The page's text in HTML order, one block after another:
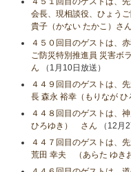
会長、現相談役、ひょう
貴子（かない たかこ）さん
４５０回目のゲストは、
ご防災特別推進員 災害ボ
ん （1月10日放送）
４４９回目のゲストは、
長 森永 裕幸（もりなが
４４８回目のゲストは、
ひろゆき） さん （12月
４４７回目のゲストは、
荒田 幸夫 （あらた ゆき